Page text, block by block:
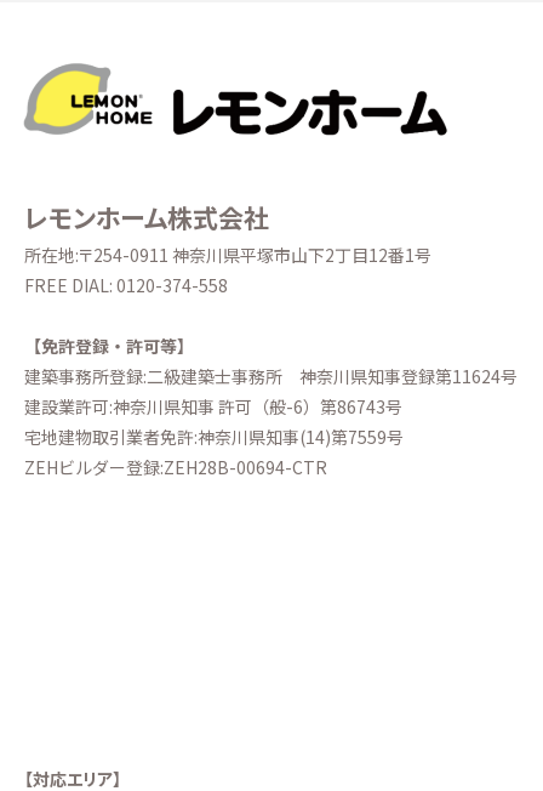
レモンホーム株式会社
所在地:〒254-0911 神奈川県平塚市山下2丁目12番1号
FREE DIAL: 0120-374-558
【免許登録・許可等】
建築事務所登録:二級建築士事務所 神奈川県知事登録第11624号
建設業許可:神奈川県知事 許可（般-6）第86743号
宅地建物取引業者免許:神奈川県知事(14)第7559号
ZEHビルダー登録:ZEH28B-00694-CTR
【対応エリア】